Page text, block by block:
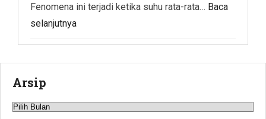
Fenomena ini terjadi ketika suhu rata-rata… Baca
selanjutnya
Arsip
Arsip